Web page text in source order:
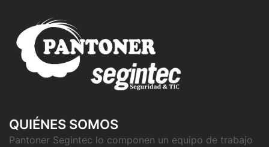
QUIÉNES SOMOS
Pantoner Segintec lo componen un equipo de trabajo